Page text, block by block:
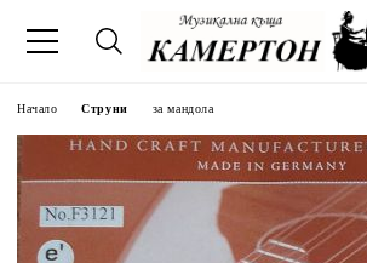
Начало Струни за мандола